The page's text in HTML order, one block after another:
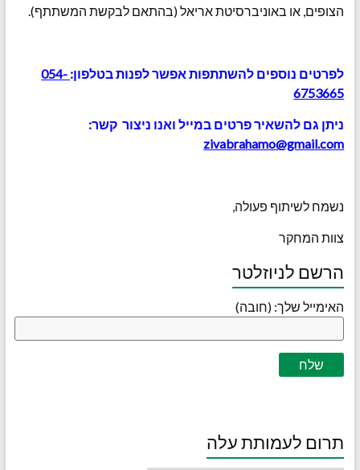
הצופים, או באוניברסיטת אריאל (בהתאם לבקשת המשתתף).
לפרטים נוספים להשתתפות אפשר לפנות בטלפון: 054-
6753665
ניתן גם להשאיר פרטים במייל ואנו ניצור קשר:
zivabrahamo@gmail.com
נשמח לשיתוף פעולה,
צוות המחקר
הרשם לניוזלטר
האימייל שלך: (חובה)
תרום לעמותת עלה